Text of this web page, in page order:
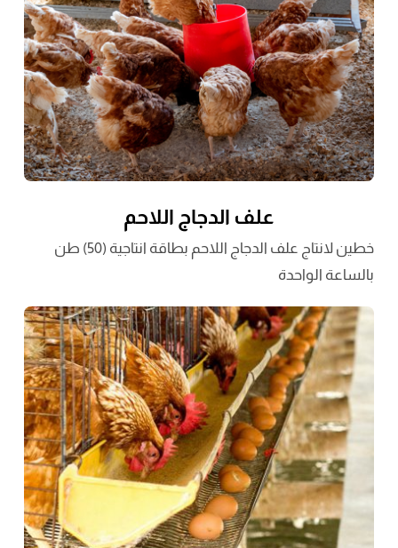
علف الدجاج اللاحم
خطين لانتاج علف الدجاج اللاحم بطاقة انتاجية (50) طن
بالساعة الواحدة